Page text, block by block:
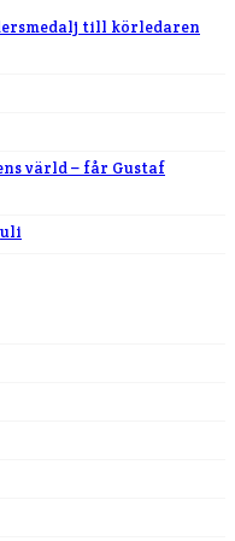
till körledaren
värld – får Gustaf